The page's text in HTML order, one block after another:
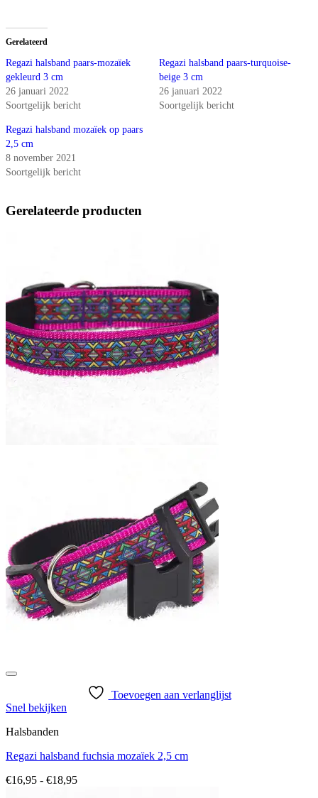
Gerelateerd
Regazi halsband paars-mozaïek
gekleurd 3 cm
26 januari 2022
Soortgelijk bericht
Regazi halsband paars-turquoise-
beige 3 cm
26 januari 2022
Soortgelijk bericht
Regazi halsband mozaïek op paars
2,5 cm
8 november 2021
Soortgelijk bericht
Gerelateerde producten
Toevoegen aan verlanglijst
Snel bekijken
Halsbanden
Regazi halsband fuchsia mozaïek 2,5 cm
€16,95 - €18,95Prijsklasse: